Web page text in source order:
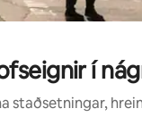
í
staðsetningar,